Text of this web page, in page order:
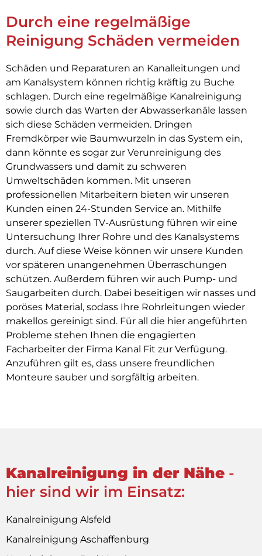
Durch eine regelmäßige
Reinigung Schäden vermeiden
Schäden und Reparaturen an Kanalleitungen und
am Kanalsystem können richtig kräftig zu Buche
schlagen. Durch eine regelmäßige Kanalreinigung
sowie durch das Warten der Abwasserkanäle lassen
sich diese Schäden vermeiden. Dringen
Fremdkörper wie Baumwurzeln in das System ein,
dann könnte es sogar zur Verunreinigung des
Grundwassers und damit zu schweren
Umweltschäden kommen. Mit unseren
professionellen Mitarbeitern bieten wir unseren
Kunden einen 24-Stunden Service an. Mithilfe
unserer speziellen TV-Ausrüstung führen wir eine
Untersuchung Ihrer Rohre und des Kanalsystems
durch. Auf diese Weise können wir unsere Kunden
vor späteren unangenehmen Überraschungen
schützen. Außerdem führen wir auch Pump- und
Saugarbeiten durch. Dabei beseitigen wir nasses und
poröses Material, sodass Ihre Rohrleitungen wieder
makellos gereinigt sind. Für all die hier angeführten
Probleme stehen Ihnen die engagierten
Facharbeiter der Firma Kanal Fit zur Verfügung.
Anzuführen gilt es, dass unsere freundlichen
Monteure sauber und sorgfältig arbeiten.
Kanalreinigung in der Nähe -
hier sind wir im Einsatz:
Kanalreinigung Alsfeld
Kanalreinigung Aschaffenburg